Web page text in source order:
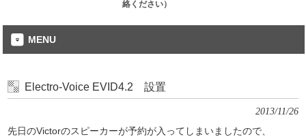
絡ください）
MENU
Electro-Voice EVID4.2 設置
2013/11/26
先日のVictorのスピーカーが予約が入ってしまいましたので、